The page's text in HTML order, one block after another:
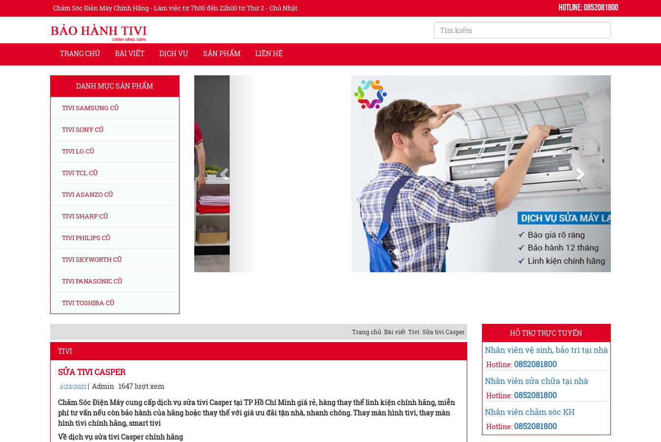
Chăm Sóc Điện Máy Chính Hãng - Làm việc từ 7h00 đến 22h00 từ Thứ 2 - Chủ Nhật Hotline: 0852081800
TRANG CHỦ BÀI VIẾT DỊCH VỤ SẢN PHẨM LIÊN HỆ
DANH MỤC SẢN PHẨM
TIVI SAMSUNG CŨ
TIVI SONY CŨ
TIVI LG CŨ
TIVI TCL CŨ
TIVI ASANZO CŨ
TIVI SHARP CŨ
TIVI PHILIPS CŨ
TIVI SKYWORTH CŨ
TIVI PANASONIC CŨ
TIVI TOSHIBA CŨ
Trang chủ Bài viết Tivi Sửa tivi Casper
TIVI
SỬA TIVI CASPER
1/23/2021 | Admin 1647 lượt xem
Chăm Sóc Điện Máy cung cấp dịch vụ sửa tivi Casper tại TP Hồ Chí Minh giá rẻ, hàng thay thế linh kiện chính hãng, miễn
phí tư vấn nếu còn bảo hành của hãng hoặc thay thế với giá ưu đãi tận nhà, nhanh chóng. Thay màn hình tivi, thay màn
hình tivi chính hãng, smart tivi
Về dịch vụ sửa tivi Casper chính hãng
HỖ TRỢ TRỰC TUYẾN
Nhân viên vệ sinh, bảo trì tại nhà
Hotline: 0852081800
Nhân viên sửa chữa tại nhà
Hotline: 0852081800
Nhân viên chăm sóc KH
Hotline: 0852081800